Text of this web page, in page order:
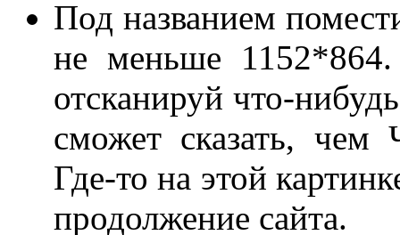
Под названием
не меньше
отсканируй что-
сможет сказать, чем
Где-то на этой
продолжение сайта.